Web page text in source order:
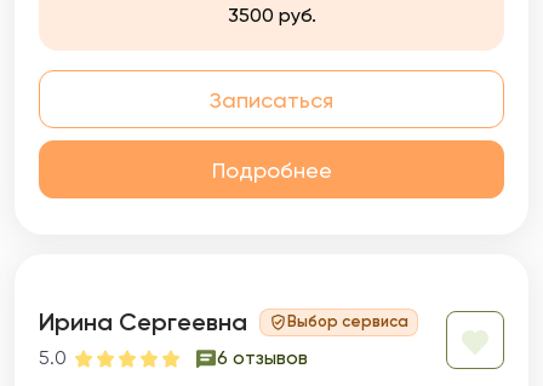
3500 руб.
Записаться
Подробнее
Ирина Сергеевна Выбор сервиса
5.0 6 отзывов